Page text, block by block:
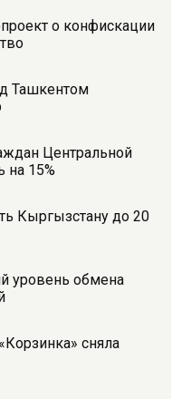
о конфискации
Ташкентом
Центральной
на 15%
Кыргызстану до 20
уровень обмена
сняла